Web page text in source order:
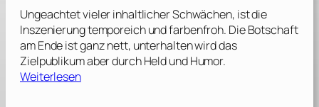
t
h
e
H
e
Ungeachtet vieler inhaltlicher Schwächen, ist die
Inszenierung temporeich und farbenfroh. Die Botschaft
am Ende ist ganz nett, unterhalten wird das
Zielpublikum aber durch Held und Humor.
Weiterlesen: